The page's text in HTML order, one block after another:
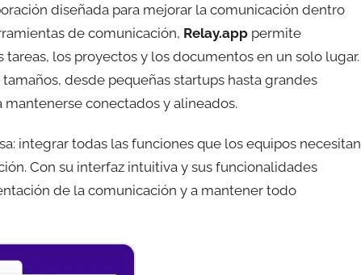
diseñada para mejorar la comunicación dentro
de comunicación, Relay.app permite
los proyectos y los documentos en un solo lugar.
desde pequeñas startups hasta grandes
conectados y alineados.
integrar todas las funciones que los equipos necesitan
Con su interfaz intuitiva y sus funcionalidades
de la comunicación y a mantener todo